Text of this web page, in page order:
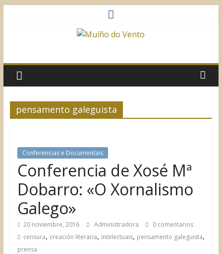
do
Vento
pensamento galeguista
Conferencias e Documentais
Conferencia de Xosé Mª
Dobarro: «O Xornalismo
Galego»
20 noviembre, 2016 Administradora
0 comentarios
censura, creación literaria, intelectuais, pensamento galeguista,
prensa